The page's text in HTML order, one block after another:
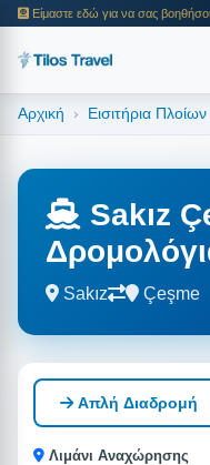
Είμαστε εδώ για να σας βοηθήσουμε με τη διέλευσή σας και την απλοποιημένη διαδικασία εισόδου. Το 2025, διευκολύναμε τις διαδικασίες
Αρχική Εισιτήρια Πλοίων
Sakız
Sakız Çeşme
Απλή Διαδρομή
Λιμάνι Αναχώρησης